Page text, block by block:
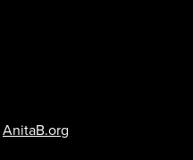
AnitaB.org